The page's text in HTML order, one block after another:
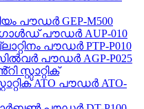
പൗഡർ GEP-M500
പൗഡർ AUP-010
പൗഡർ PTP-P010
പൗഡർ AGP-P025
ATO പൗഡർ ATO-